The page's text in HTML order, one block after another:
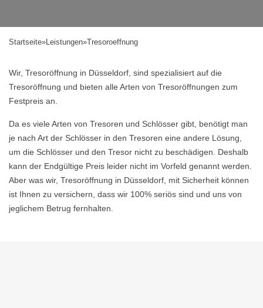
Startseite»Leistungen»Tresoroeffnung
Wir, Tresoröffnung in Düsseldorf, sind spezialisiert auf die
Tresoröffnung und bieten alle Arten von Tresoröffnungen zum
Festpreis an.
Da es viele Arten von Tresoren und Schlösser gibt, benötigt man
je nach Art der Schlösser in den Tresoren eine andere Lösung,
um die Schlösser und den Tresor nicht zu beschädigen. Deshalb
kann der Endgültige Preis leider nicht im Vorfeld genannt werden.
Aber was wir, Tresoröffnung in Düsseldorf, mit Sicherheit können
ist Ihnen zu versichern, dass wir 100% seriös sind und uns von
jeglichem Betrug fernhalten.